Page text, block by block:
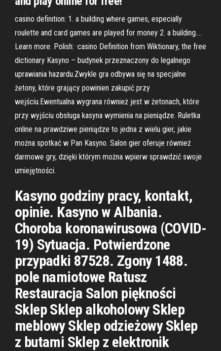
casino definition: 1. a building where games, especially
roulette and card games are played for money 2. a building….
Learn more. Polish: ·casino Definition from Wiktionary, the free
dictionary Kasyno – budynek przeznaczony do legalnego
uprawiania hazardu.Zwykle gra odbywa się na specjalne
żetony, które grający powinien zakupić przy
wejściu.Ewentualna wygrana również jest w żetonach, które
przy wyjściu obsługa kasyna wymienia na pieniądze. Ruletka
online na prawdziwe pieniądze to jedna z wielu gier, jakie
można spotkać w Pan Kasyno. Salon gier oferuje również
darmowe gry, dzięki którym można wpierw sprawdzić swoje
umiejętności.
Kasyno godziny pracy, kontakt,
opinie. Kasyno w Albania.
Choroba koronawirusowa (COVID-
19) Sytuacja. Potwierdzone
przypadki 87528. Zgony 1488.
pole namiotowe Ratusz
Restauracja Salon piękności
Sklep Sklep alkoholowy Sklep
meblowy Sklep odzieżowy Sklep
z butami Sklep z elektronik